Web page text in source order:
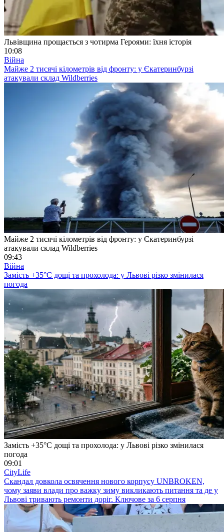
Львівщина прощається з чотирма Героями: їхня історія
10:08
Війна
Майже 2 тисячі кілометрів від фронту: у Єкатеринбурзі
атакували склад Wildberries
Майже 2 тисячі кілометрів від фронту: у Єкатеринбурзі
атакували склад Wildberries
09:43
Війна
Замість +35°C дощі та прохолода: у Львові різко змінилася
погода
Замість +35°C дощі та прохолода: у Львові різко змінилася
погода
09:01
CityLife
Скандал довкола освячення нового корпусу UNBROKEN,
чому заяви влади про важку зиму викликають питання та де у
Львові тривають ремонти доріг. Ключове за 6 серпня